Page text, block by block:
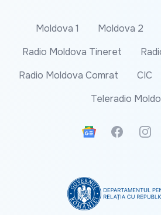
Moldova 1 Moldova 2
Radio Moldova Tineret
Radio Moldova Comrat
CIC
Teleradio
Google News
Facebook